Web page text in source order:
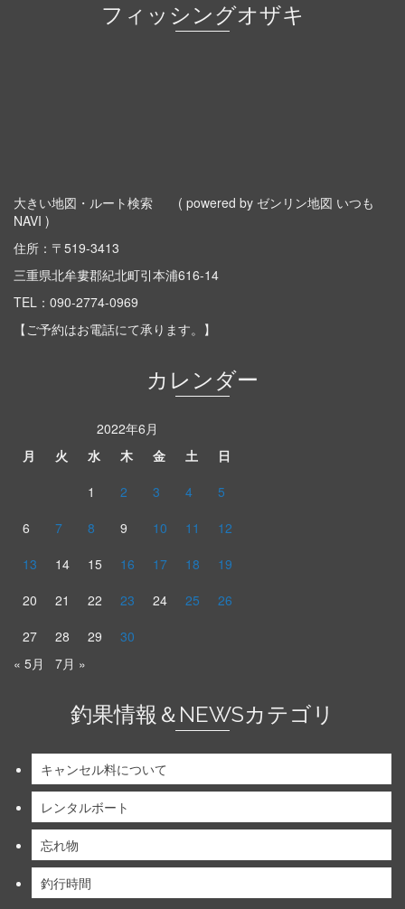
フィッシングオザキ
大きい地図・ルート検索
( powered by ゼンリン地図 いつも
NAVI )
住所：〒519-3413
三重県北牟婁郡紀北町引本浦616-14
TEL： 090-2774-0969
【ご予約はお電話にて承ります。】
カレンダー
2022年6月
月
火 水 木 金 土
日
1
2 3 4
5
6
7 8 9 10 11
12
13
14 15 16 17 18
19
20
21 22 23 24 25
26
27
28 29
30
« 5月
7月 »
釣果情報＆NEWSカテゴリ
キャンセル料について
レンタルボート
忘れ物
釣行時間